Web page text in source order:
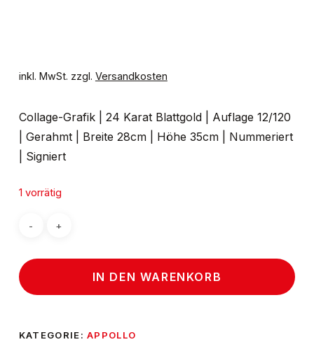
inkl. MwSt. zzgl. Versandkosten
Collage-Grafik | 24 Karat Blattgold | Auflage 12/120
| Gerahmt | Breite 28cm | Höhe 35cm | Nummeriert
| Signiert
1 vorrätig
IN DEN WARENKORB
KATEGORIE:APPOLLO